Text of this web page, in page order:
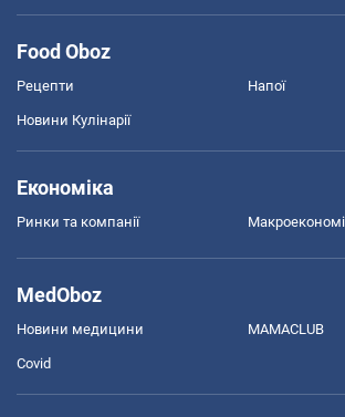
Food Oboz
Рецепти Напої
Новини Кулінарії
Економіка
Ринки та компанії
MedOboz
Новини медицини MAMACLUB
Covid